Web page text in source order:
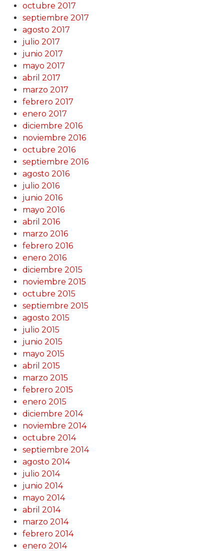
octubre 2017
septiembre 2017
agosto 2017
julio 2017
junio 2017
mayo 2017
abril 2017
marzo 2017
febrero 2017
enero 2017
diciembre 2016
noviembre 2016
octubre 2016
septiembre 2016
agosto 2016
julio 2016
junio 2016
mayo 2016
abril 2016
marzo 2016
febrero 2016
enero 2016
diciembre 2015
noviembre 2015
octubre 2015
septiembre 2015
agosto 2015
julio 2015
junio 2015
mayo 2015
abril 2015
marzo 2015
febrero 2015
enero 2015
diciembre 2014
noviembre 2014
octubre 2014
septiembre 2014
agosto 2014
julio 2014
junio 2014
mayo 2014
abril 2014
marzo 2014
febrero 2014
enero 2014